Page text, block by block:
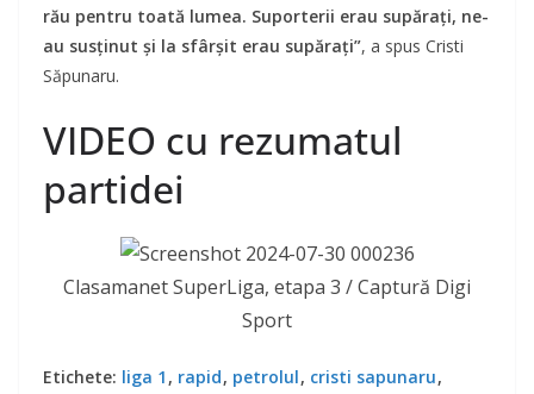
rău pentru toată lumea. Suporterii erau supărați, ne-
au susținut și la sfârșit erau supărați”, a spus Cristi
Săpunaru.
VIDEO cu rezumatul
partidei
Clasamanet SuperLiga, etapa 3 / Captură Digi
Sport
Etichete: liga 1 , rapid, petrolul, cristi sapunaru,